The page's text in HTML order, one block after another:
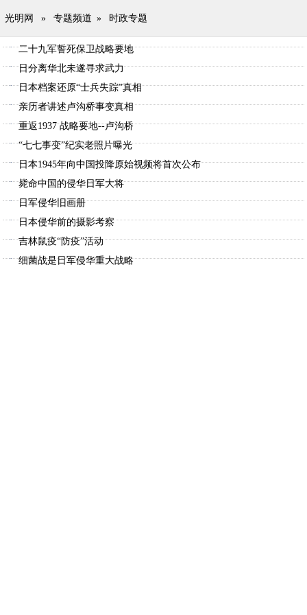
光明网 » 专题频道 » 时政专题
二十九军誓死保卫战略要地
日分离华北未遂寻求武力
日本档案还原“士兵失踪”真相
亲历者讲述卢沟桥事变真相
重返1937 战略要地--卢沟桥
“七七事变”纪实老照片曝光
日本1945年向中国投降原始视频将首次公布
毙命中国的侵华日军大将
日军侵华旧画册
日本侵华前的摄影考察
吉林鼠疫“防疫”活动
细菌战是日军侵华重大战略